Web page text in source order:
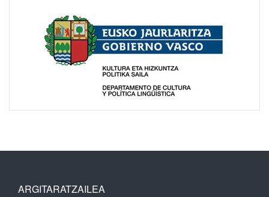
ARGITARATZAILEA